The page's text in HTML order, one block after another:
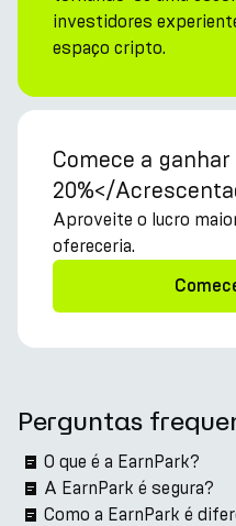
investidores
espaço cripto.
Comece a
20%</
Aproveite o lucro
ofereceria.
Perguntas
O que é a EarnPark?
A EarnPark é segura?
Como a EarnPark é